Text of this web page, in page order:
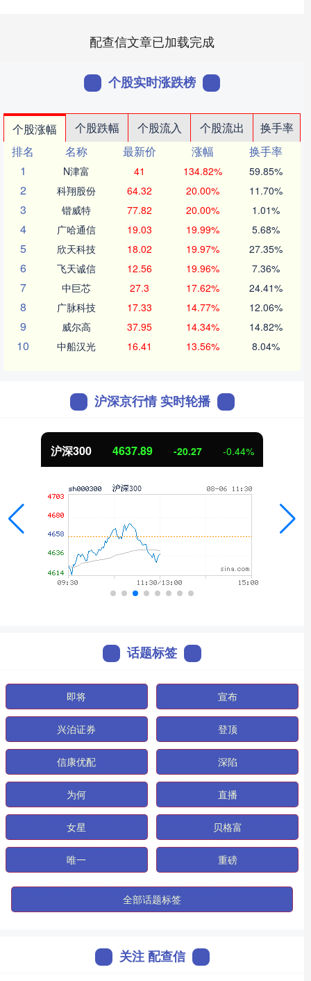
配查信文章已加载完成
个股实时涨跌榜
个股涨幅 个股跌幅 个股流入 个股流出
换手率
排名
名称 最新价 涨幅
换手率
1
N津富 41 134.82% 59.85%
2 科翔股份 64.32 20.00% 11.70%
3 锴威特 77.82 20.00% 1.01%
4 广哈通信 19.03 19.99% 5.68%
5 欣天科技 18.02 19.97% 27.35%
6 飞天诚信 12.56 19.96% 7.36%
7 中巨芯 27.3 17.62% 24.41%
8 广脉科技 17.33 14.77% 12.06%
9 威尔高 37.95 14.34% 14.82%
10 中船汉光 16.41 13.56% 8.04%
沪深京行情 实时轮播
-0.44% 北证50 1115.17
话题标签
即将 宣布
兴泊证券 登顶
信康优配 深陷
为何 直播
女星 贝格富
唯一 重磅
全部话题标签
关注 配查信